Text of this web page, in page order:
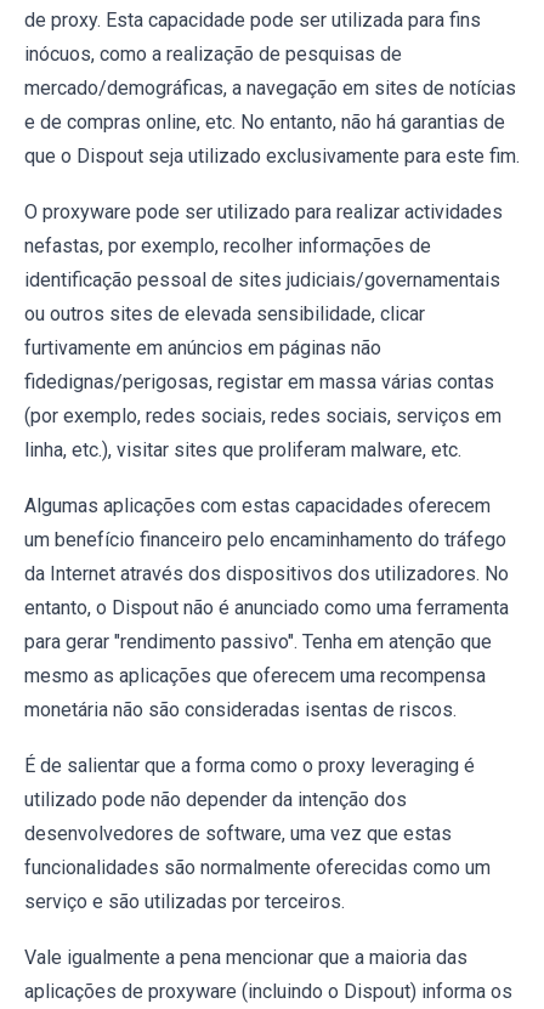
de proxy. Esta capacidade pode ser utilizada para fins
inócuos, como a realização de pesquisas de
mercado/demográficas, a navegação em sites de notícias
e de compras online, etc. No entanto, não há garantias de
que o Dispout seja utilizado exclusivamente para este fim.
O proxyware pode ser utilizado para realizar actividades
nefastas, por exemplo, recolher informações de
identificação pessoal de sites judiciais/governamentais
ou outros sites de elevada sensibilidade, clicar
furtivamente em anúncios em páginas não
fidedignas/perigosas, registar em massa várias contas
(por exemplo, redes sociais, redes sociais, serviços em
linha, etc.), visitar sites que proliferam malware, etc.
Algumas aplicações com estas capacidades oferecem
um benefício financeiro pelo encaminhamento do tráfego
da Internet através dos dispositivos dos utilizadores. No
entanto, o Dispout não é anunciado como uma ferramenta
para gerar "rendimento passivo". Tenha em atenção que
mesmo as aplicações que oferecem uma recompensa
monetária não são consideradas isentas de riscos.
É de salientar que a forma como o proxy leveraging é
utilizado pode não depender da intenção dos
desenvolvedores de software, uma vez que estas
funcionalidades são normalmente oferecidas como um
serviço e são utilizadas por terceiros.
Vale igualmente a pena mencionar que a maioria das
aplicações de proxyware (incluindo o Dispout) informa os